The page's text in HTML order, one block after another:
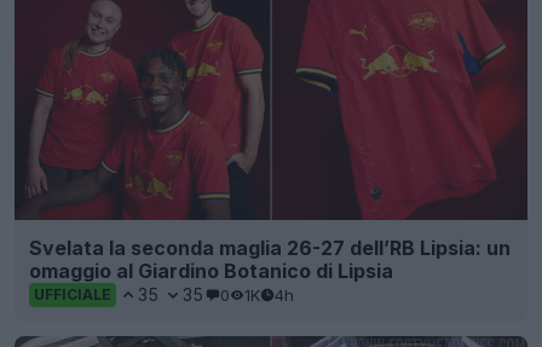
Svelata la seconda maglia 26-27 dell’RB Lipsia: un
omaggio al Giardino Botanico di Lipsia
UFFICIALE 35 35 0 1K 4h